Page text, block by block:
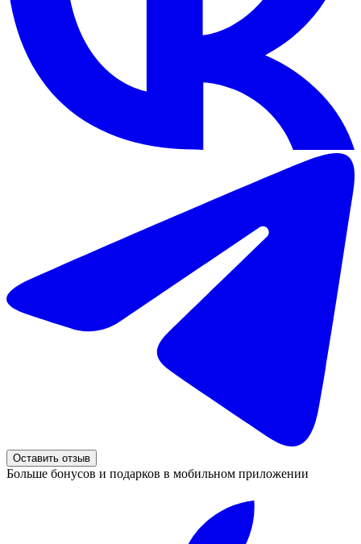
Оставить отзыв
Больше бонусов и подарков в мобильном приложении